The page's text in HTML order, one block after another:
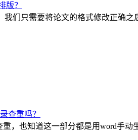
版？
们只需要将论文的格式修改正确
查重吗？
，也知道这一部分都是用word手